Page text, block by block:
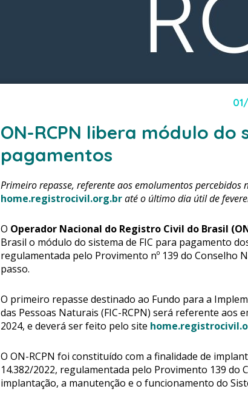
ON-RCPN libera módulo do
pagamentos
Primeiro repasse, referente aos emolumentos
home.registrocivil.org.braté o último dia útil de
O Operador Nacional do Registro Civil do Brasil
Brasil o módulo do sistema de FIC para pagamento
regulamentada pelo Provimento nº 139 do Conselho
passo.
O primeiro repasse destinado ao Fundo para a
das Pessoas Naturais (FIC-RCPN) será referente aos
2024, e deverá ser feito pelo site
O ON-RCPN foi constituído com a finalidade de
14.382/2022, regulamentada pelo Provimento 139 do
implantação, a manutenção e o funcionamento do